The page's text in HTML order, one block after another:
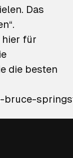
Das
hier für
die besten